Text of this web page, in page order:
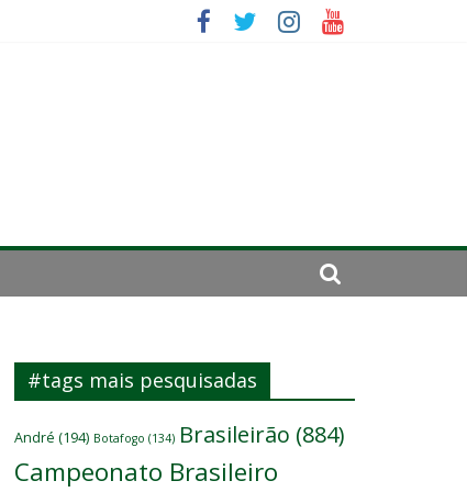
#tags mais pesquisadas
André (194) Botafogo (134) Brasileirão (884)
Campeonato Brasileiro